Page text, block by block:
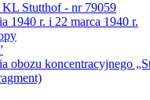
Stutthof - nr 79059
1940 r. i 22 marca 1940 r.
obozu koncentracyjnego